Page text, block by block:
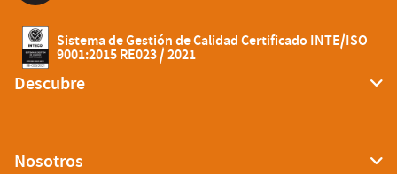
Sistema de Gestión de Calidad Certificado INTE/ISO
9001:2015 RE023 / 2021
Descubre
Nosotros